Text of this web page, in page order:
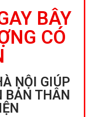
BÂY
CÓ
NỘI GIÚP
BẢN THÂN